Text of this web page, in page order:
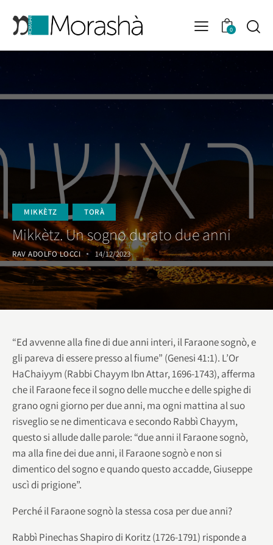
0
MIKKÈTZ TORÀ
Mikkètz. Un sogno durato due anni
RAV ADOLFO LOCCI 14/12/2023
“Ed avvenne alla fine di due anni interi, il Faraone sognò, e
gli pareva di essere presso al fiume” (Genesi 41:1). L’Or
HaChaiyym (Rabbi Chayym Ibn Attar, 1696-1743), afferma
che il Faraone fece il sogno delle mucche e delle spighe di
grano ogni giorno per due anni, ma ogni mattina al suo
risveglio se ne dimenticava e secondo Rabbì Chayym,
questo si allude dalle parole: “due anni il Faraone sognò,
ma alla fine dei due anni, il Faraone sognò e non si
dimentico del sogno e quando questo accadde, Giuseppe
uscì di prigione”.
Perché il Faraone sognò la stessa cosa per due anni?
Rabbì Pinechas Shapiro di Koritz (1726-1791) risponde a